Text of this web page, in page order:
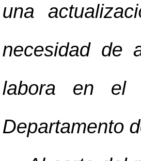
una
necesidad de
labora en el
Departamento